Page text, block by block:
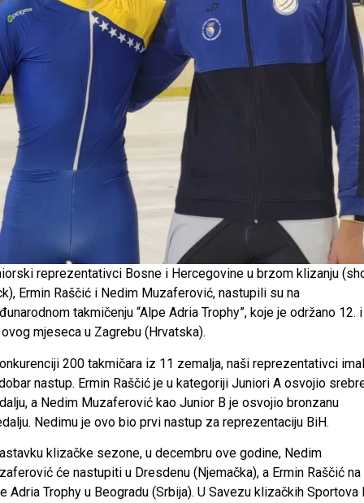
reprezentativci Bosne i Hercegovine u brzom klizanju
Ermin Raščić i Nedim Muzaferović, nastupili su na
takmičenju “Alpe Adria Trophy”, koje je održano 12. i
mjeseca u Zagrebu (Hrvatska).
200 takmičara iz 11 zemalja, naši reprezentativci
nastup. Ermin Raščić je u kategoriji Juniori A osvojio
a Nedim Muzaferović kao Junior B je osvojio bronzanu
Nedimu je ovo bio prvi nastup za reprezentaciju BiH.
klizačke sezone, u decembru ove godine, Nedim
će nastupiti u Dresdenu (Njemačka), a Ermin Raščić na
Adria Trophy u Beogradu (Srbija). U Savezu klizačkih Sportova